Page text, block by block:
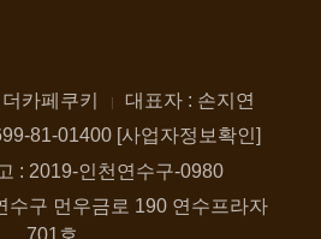
카페쿠키
대표자 : 손지연
81-01400 [사업자정보확인]
: 2019-인천연수구-0980
수구 먼우금로 190 연수프라자
701호